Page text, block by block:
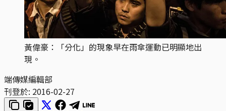
黃偉豪：「分化」的現象早在雨傘運動已明顯地出
現。
端傳媒編輯部
刊登於: 2016-02-27